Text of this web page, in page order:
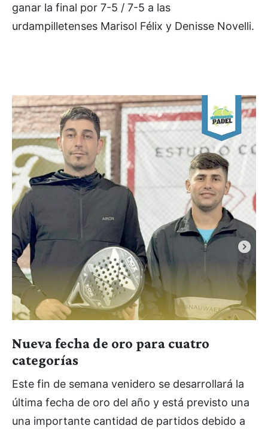
ganar la final por 7-5 / 7-5 a las
urdampilletenses Marisol Félix y Denisse Novelli.
Nueva fecha de oro para cuatro
categorías
Este fin de semana venidero se desarrollará la
última fecha de oro del año y está previsto una
una importante cantidad de partidos debido a